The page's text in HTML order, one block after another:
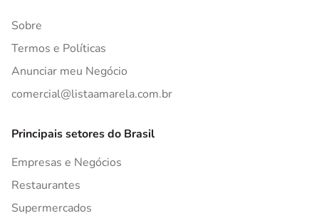
Sobre
Termos e Políticas
Anunciar meu Negócio
comercial@listaamarela.com.br
Principais setores do Brasil
Empresas e Negócios
Restaurantes
Supermercados